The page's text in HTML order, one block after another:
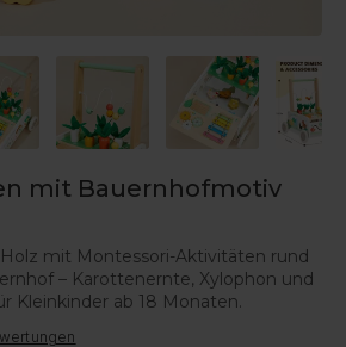
mit Bauernhofmotiv
mit Montessori-Aktivitäten rund
– Karottenernte, Xylophon und
Kleinkinder ab 18 Monaten.